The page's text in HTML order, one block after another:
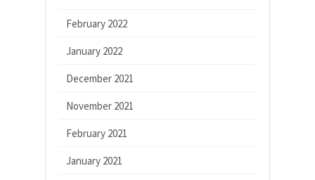
February 2022
January 2022
December 2021
November 2021
February 2021
January 2021